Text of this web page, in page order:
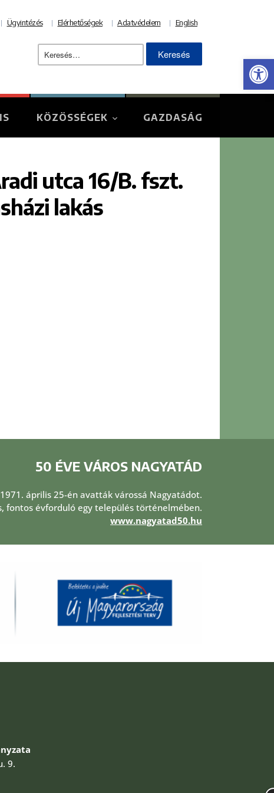
Ügyintézés Elérhetőségek Adatvédelem English
Keresés:
KÖZÖSSÉGEK GAZDASÁG
utca 16/B. fszt.
lakás
50 ÉVE VÁROS NAGYATÁD
április 25-én avatták várossá Nagyatádot.
fontos évforduló egy település történelmében.
www.nagyatad50.hu
9.